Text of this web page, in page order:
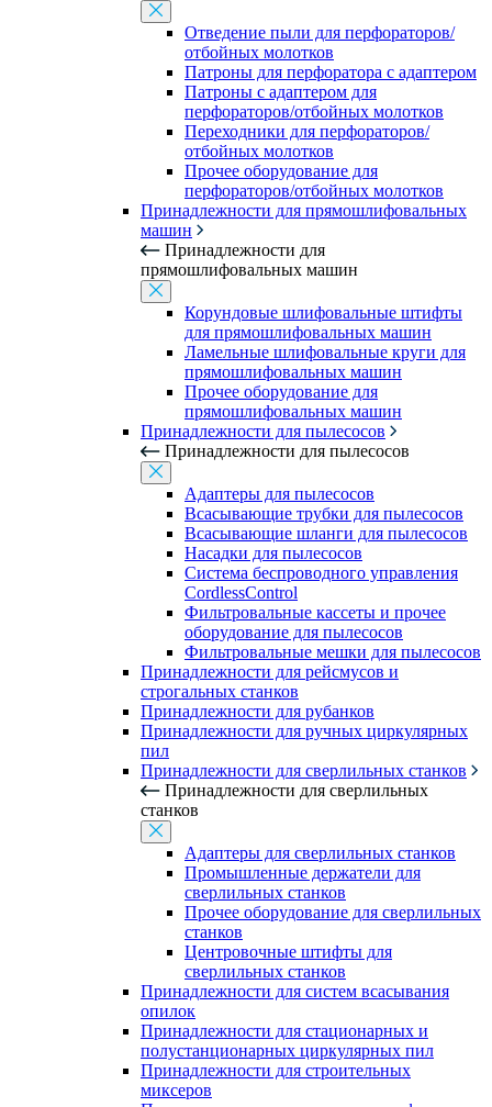
Отведение пыли для перфораторов/
отбойных молотков
Патроны для перфоратора с адаптером
Патроны с адаптером для
перфораторов/отбойных молотков
Переходники для перфораторов/
отбойных молотков
Прочее оборудование для
перфораторов/отбойных молотков
Принадлежности для прямошлифовальных
машин
Принадлежности для
прямошлифовальных машин
Корундовые шлифовальные штифты
для прямошлифовальных машин
Ламельные шлифовальные круги для
прямошлифовальных машин
Прочее оборудование для
прямошлифовальных машин
Принадлежности для пылесосов
Принадлежности для пылесосов
Адаптеры для пылесосов
Всасывающие трубки для пылесосов
Всасывающие шланги для пылесосов
Насадки для пылесосов
Система беспроводного управления
CordlessControl
Фильтровальные кассеты и прочее
оборудование для пылесосов
Фильтровальные мешки для пылесосов
Принадлежности для рейсмусов и
строгальных станков
Принадлежности для рубанков
Принадлежности для ручных циркулярных
пил
Принадлежности для сверлильных станков
Принадлежности для сверлильных
станков
Адаптеры для сверлильных станков
Промышленные держатели для
сверлильных станков
Прочее оборудование для сверлильных
станков
Центровочные штифты для
сверлильных станков
Принадлежности для систем всасывания
опилок
Принадлежности для стационарных и
полустанционарных циркулярных пил
Принадлежности для строительных
миксеров